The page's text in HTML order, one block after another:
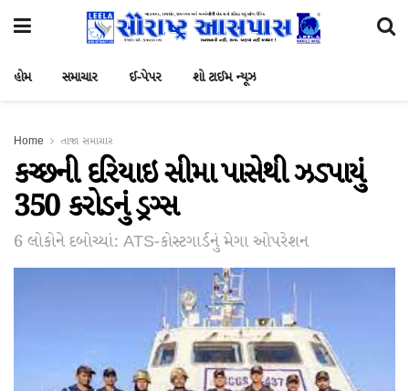
હોમ સમાચાર ઈ-પેપર શો ટાઈમ ન્યૂઝ
Home તાજા સમાચાર
કચ્છની દરિયાઇ સીમા પાસેથી ઝડપાયું
350 કરોડનું ડ્રગ્સ
6 લોકોને દબોચ્યાં: ATS-કોસ્ટગાર્ડનું મેગા ઓપરેશન